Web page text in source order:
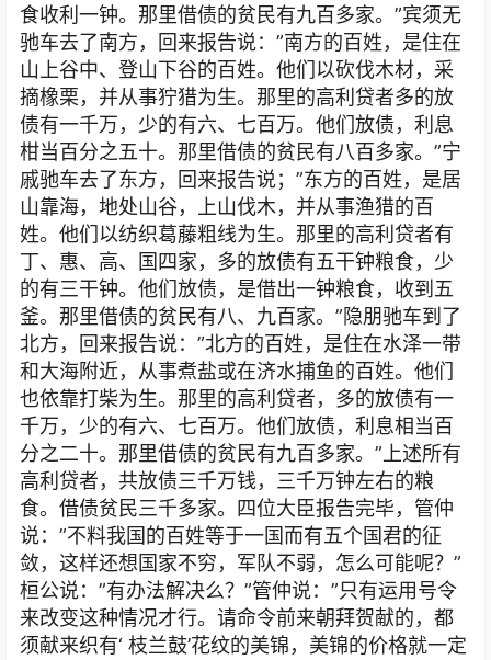
食收利一钟。那里借债的贫民有九百多家。”宾须无
驰车去了南方，回来报告说：”南方的百姓，是住在
山上谷中、登山下谷的百姓。他们以砍伐木材，采
摘橡栗，并从事狞猎为生。那里的高利贷者多的放
债有一千万，少的有六、七百万。他们放债，利息
柑当百分之五十。那里借债的贫民有八百多家。”宁
戚驰车去了东方，回来报告说；”东方的百姓，是居
山靠海，地处山谷，上山伐木，并从事渔猎的百
姓。他们以纺织葛藤粗线为生。那里的高利贷者有
丁、惠、高、国四家，多的放债有五干钟粮食，少
的有三干钟。他们放债，是借出一钟粮食，收到五
釜。那里借债的贫民有八、九百家。”隐朋驰车到了
北方，回来报告说：”北方的百姓，是住在水泽一带
和大海附近，从事煮盐或在济水捕鱼的百姓。他们
也依靠打柴为生。那里的高利贷者，多的放债有一
千万，少的有六、七百万。他们放债，利息相当百
分之二十。那里借债的贫民有九百多家。”上述所有
高利贷者，共放债三千万钱，三千万钟左右的粮
食。借债贫民三千多家。四位大臣报告完毕，管仲
说：”不料我国的百姓等于一国而有五个国君的征
敛，这样还想国家不穷，军队不弱，怎么可能呢？”
桓公说：”有办法解决么？”管仲说：”只有运用号令
来改变这种情况才行。请命令前来朝拜贺献的，都
须献来织有‘ 枝兰鼓’花纹的美锦，美锦的价格就一定